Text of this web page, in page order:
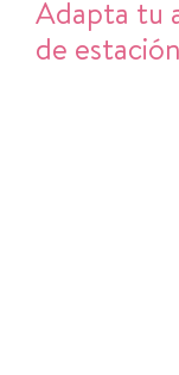
Adapta tu
de